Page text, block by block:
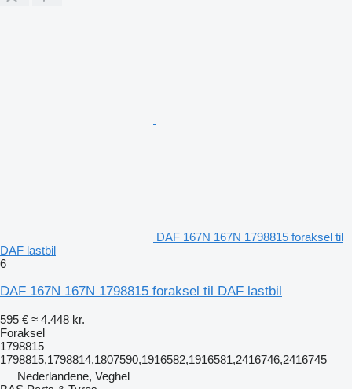
DAF 167N 167N 1798815 foraksel til
DAF lastbil
6
DAF 167N 167N 1798815 foraksel til DAF lastbil
595 € ≈ 4.448 kr.
Foraksel
1798815
1798815,1798814,1807590,1916582,1916581,2416746,2416745
Nederlandene, Veghel